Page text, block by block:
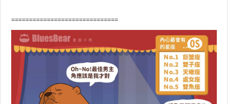
==============================